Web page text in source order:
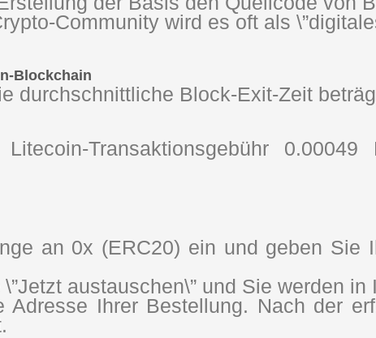
Community wird es oft als
Blockchain
durchschnittliche Block-Exit-Zeit
Transaktionsgebühr
an 0x (ERC20) ein und geben Sie
austauschen\” und Sie werden
Ihrer Bestellung. Nach der